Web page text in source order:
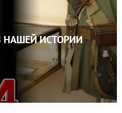
НАШЕЙ ИСТОРИИ